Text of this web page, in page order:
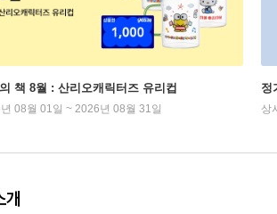
책 8월 : 산리오캐릭터즈 유리컵
08월 01일 ~ 2026년 08월 31일
정
상
개